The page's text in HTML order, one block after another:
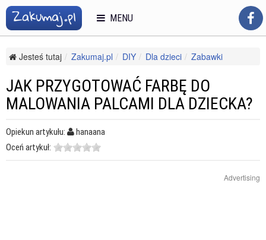
Jesteś tutaj Zakumaj.pl DIY Dla dzieci
Zabawki
JAK PRZYGOTOWAĆ FARBĘ DO
MALOWANIA PALCAMI DLA DZIECKA?
Opiekun artykułu:
hanaana
Oceń artykuł:
Advertising
MENU